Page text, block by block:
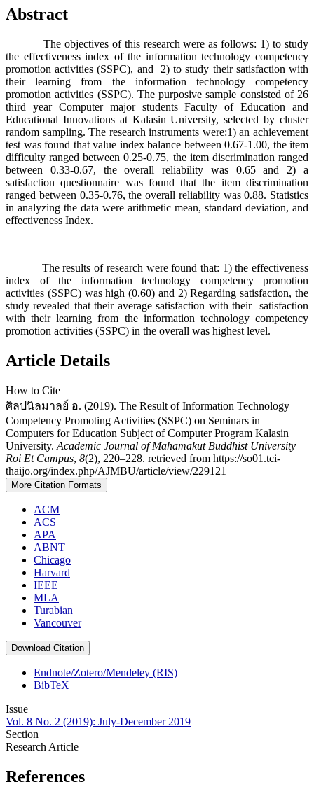
Abstract
The objectives of this research were as follows: 1) to study
the effectiveness index of the information technology competency
promotion activities (SSPC), and 2) to study their satisfaction with
their learning from the information technology competency
promotion activities (SSPC). The purposive sample consisted of 26
third year Computer major students Faculty of Education and
Educational Innovations at Kalasin University, selected by cluster
random sampling. The research instruments were:1) an achievement
test was found that value index balance between 0.67-1.00, the item
difficulty ranged between 0.25-0.75, the item discrimination ranged
between 0.33-0.67, the overall reliability was 0.65 and 2) a
satisfaction questionnaire was found that the item discrimination
ranged between 0.35-0.76, the overall reliability was 0.88. Statistics
in analyzing the data were arithmetic mean, standard deviation, and
effectiveness Index.
The results of research were found that: 1) the effectiveness
index of the information technology competency promotion
activities (SSPC) was high (0.60) and 2) Regarding satisfaction, the
study revealed that their average satisfaction with their satisfaction
with their learning from the information technology competency
promotion activities (SSPC) in the overall was highest level.
Article Details
How to Cite
ศิลปนิลมาลย์ อ. (2019). The Result of Information Technology
Competency Promoting Activities (SSPC) on Seminars in
Computers for Education Subject of Computer Program Kalasin
University. Academic Journal of Mahamakut Buddhist University
Roi Et Campus, 8(2), 220–228. retrieved from https://so01.tci-
thaijo.org/index.php/AJMBU/article/view/229121
More Citation Formats
ACM
ACS
APA
ABNT
Chicago
Harvard
IEEE
MLA
Turabian
Vancouver
Download Citation
Endnote/Zotero/Mendeley (RIS)
BibTeX
Issue
Vol. 8 No. 2 (2019): July-December 2019
Section
Research Article
References